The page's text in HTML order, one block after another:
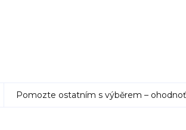
Pomozte ostatním s výběrem –